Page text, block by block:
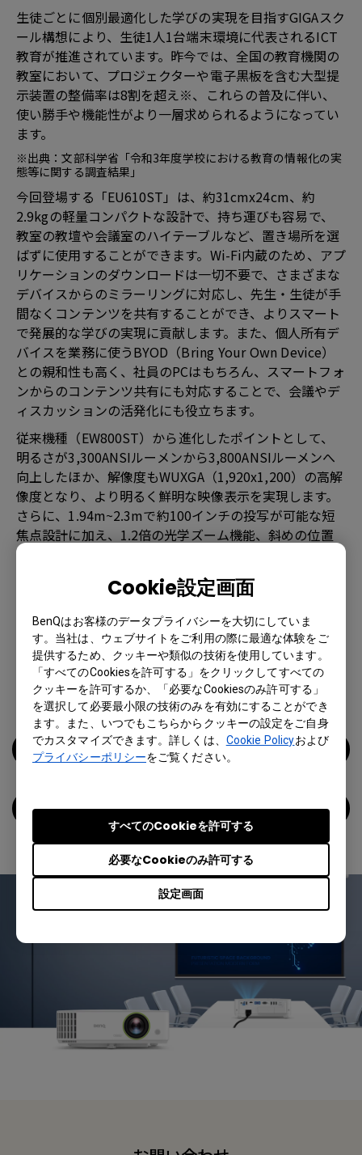
Cookie設定画面
BenQはお客様のデータプライバシーを大切にしていま
す。当社は、ウェブサイトをご利用の際に最適な体験をご
提供するため、クッキーや類似の技術を使用しています。
「すべてのCookiesを許可する」をクリックしてすべての
クッキーを許可するか、「必要なCookiesのみ許可する」
を選択して必要最小限の技術のみを有効にすることができ
ます。また、いつでもこちらからクッキーの設定をご自身
でカスタマイズできます。詳しくは、 Cookie Policyおよび
プライバシーポリシーをご覧ください。
設定画面
必要なCookieのみ許可する
すべてのCookieを許可する
生徒ごとに個別最適化した学びの実現を目指すGIGAスク
ール構想により、生徒1人1台端末環境に代表されるICT
教育が推進されています。昨今では、全国の教育機関の
教室において、プロジェクターや電子黒板を含む大型提
示装置の整備率は8割を超え※、これらの普及に伴い、
使い勝手や機能性がより一層求められるようになってい
ます。
※出典：文部科学省「令和3年度学校における教育の情報化の実
態等に関する調査結果」
今回登場する「EU610ST」は、約31cmx24cm、約
2.9kgの軽量コンパクトな設計で、持ち運びも容易で、
教室の教壇や会議室のハイテーブルなど、置き場所を選
ばずに使用することができます。Wi-Fi内蔵のため、アプ
リケーションのダウンロードは一切不要で、さまざまな
デバイスからのミラーリングに対応し、先生・生徒が手
間なくコンテンツを共有することができ、よりスマート
で発展的な学びの実現に貢献します。また、個人所有デ
バイスを業務に使うBYOD（Bring Your Own Device）
との親和性も高く、社員のPCはもちろん、スマートフォ
ンからのコンテンツ共有にも対応することで、会議やデ
ィスカッションの活発化にも役立ちます。
従来機種（EW800ST）から進化したポイントとして、
明るさが3,300ANSIルーメンから3,800ANSIルーメンへ
向上したほか、解像度もWUXGA（1,920x1,200）の高解
像度となり、より明るく鮮明な映像表示を実現します。
さらに、1.94m~2.3mで約100インチの投写が可能な短
焦点設計に加え、1.2倍の光学ズーム機能、斜めの位置
から投写した際に発生する歪みを補正する縦横台形補正
機能、映像の四隅をスクリーンにぴったりと合わせる角
合わせ機能などの各種調整機能が追加されており、これ
まで以上に柔軟な設置や取り回しを可能にします。
拡張性に関しては、3つのUSBポートを備えており、さ
まざまな周辺機器と接続することができます。幅広いシ
ーンや用途に対応する、機能性がバランスよくまとまっ
た利便性の高い製品となっています。
EU610ST製品ページ
プロジェクターシリーズページ